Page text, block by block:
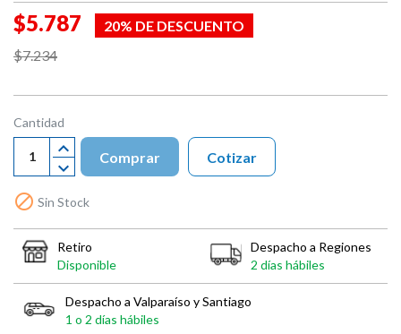
$5.787
20% DE DESCUENTO
$7.234
Cantidad
Comprar
 Sin Stock
Cotizar
Retiro
Disponible
Despacho a Regiones
2 días hábiles
Despacho a Valparaíso y Santiago
1 o 2 días hábiles